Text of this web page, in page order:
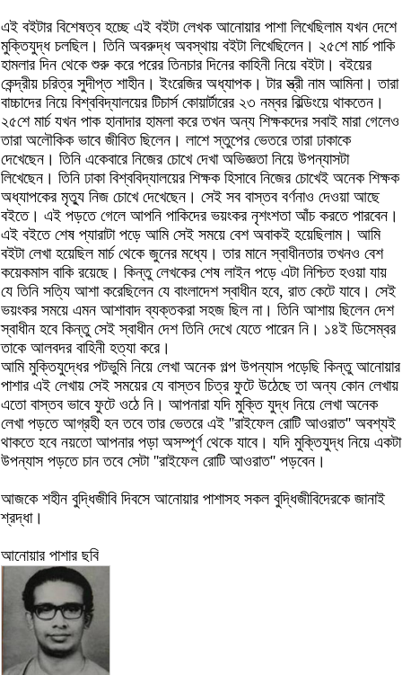
এই বইটার বিশেষত্ব হচ্ছে এই বইটা লেখক আনোয়ার পাশা লিখেছিলাম যখন দেশে
মুক্তিযুদ্ধ চলছিল। তিনি অবরুদ্ধ অবস্থায় বইটা লিখেছিলেন। ২৫শে মার্চ পাকি
হামলার দিন থেকে শুরু করে পরের তিনচার দিনের কাহিনী নিয়ে বইটা। বইয়ের
কেন্দ্রীয় চরিত্র সুদীপ্ত শাহীন। ইংরেজির অধ্যাপক। টার স্ত্রী নাম আমিনা। তারা
বাচ্চাদের নিয়ে বিশ্ববিদ্যালয়ের টিচার্স কোয়ার্টারের ২৩ নম্বর বিল্ডিংয়ে থাকতেন।
২৫শে মার্চ যখন পাক হানাদার হামলা করে তখন অন্য শিক্ষকদের সবাই মারা গেলেও
তারা অলৌকিক ভাবে জীবিত ছিলেন। লাশে স্তুপের ভেতরে তারা ঢাকাকে
দেখেছেন। তিনি একেবারে নিজের চোখে দেখা অভিজ্ঞতা নিয়ে উপন্যাসটা
লিখেছেন। তিনি ঢাকা বিশ্ববিদ্যালয়ের শিক্ষক হিসাবে নিজের চোখেই অনেক শিক্ষক
অধ্যাপকের মৃত্যু নিজ চোখে দেখেছেন। সেই সব বাস্তব বর্ণনাও দেওয়া আছে
বইতে। এই পড়তে গেলে আপনি পাকিদের ভয়ংকর নৃশংশতা আঁচ করতে পারবেন।
এই বইতে শেষ প্যারাটা পড়ে আমি সেই সময়ে বেশ অবাকই হয়েছিলাম। আমি
বইটা লেখা হয়েছিল মার্চ থেকে জুনের মধ্যে। তার মানে স্বাধীনতার তখনও বেশ
কয়েকমাস বাকি রয়েছে। কিন্তু লেখকের শেষ লাইন পড়ে এটা নিশ্চিত হওয়া যায়
যে তিনি সত্যি আশা করেছিলেন যে বাংলাদেশ স্বাধীন হবে, রাত কেটে যাবে। সেই
ভয়ংকর সময়ে এমন আশাবাদ ব্যক্তকরা সহজ ছিল না। তিনি আশায় ছিলেন দেশ
স্বাধীন হবে কিন্তু সেই স্বাধীন দেশ তিনি দেখে যেতে পারেন নি। ১৪ই ডিসেম্বর
তাকে আলবদর বাহিনী হত্যা করে।
আমি মুক্তিযুদ্ধের পটভুমি নিয়ে লেখা অনেক গল্প উপন্যাস পড়েছি কিন্তু আনোয়ার
পাশার এই লেখায় সেই সময়ের যে বাস্তব চিত্র ফুটে উঠেছে তা অন্য কোন লেখায়
এতো বাস্তব ভাবে ফুটে ওঠে নি। আপনারা যদি মুক্তি যুদ্ধ নিয়ে লেখা অনেক
লেখা পড়তে আগ্রহী হন তবে তার ভেতরে এই ''রাইফেল রোটি আওরাত'' অবশ্যই
থাকতে হবে নয়তো আপনার পড়া অসম্পূর্ণ থেকে যাবে। যদি মুক্তিযুদ্ধ নিয়ে একটা
উপন্যাস পড়তে চান তবে সেটা ''রাইফেল রোটি আওরাত'' পড়বেন।
আজকে শহীন বুদ্ধিজীবি দিবসে আনোয়ার পাশাসহ সকল বুদ্ধিজীবিদেরকে জানাই
শ্রদ্ধা।
আনোয়ার পাশার ছবি